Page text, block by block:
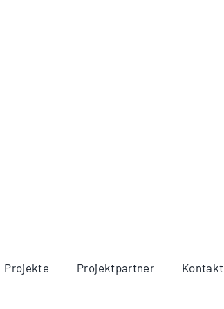
Projekte Projektpartner Kontakt